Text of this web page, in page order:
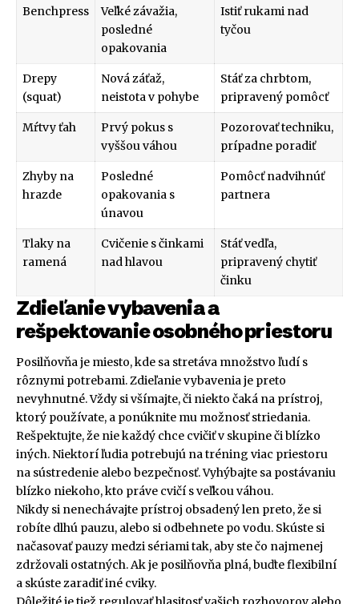
Benchpress
Veľké závažia,
posledné
opakovania
Istiť rukami nad
tyčou
Drepy
(squat)
Nová záťaž,
neistota v pohybe
Stáť za chrbtom,
pripravený pomôcť
Mŕtvy ťah
Prvý pokus s
vyššou váhou
Pozorovať techniku,
prípadne poradiť
Zhyby na
hrazde
Posledné
opakovania s
únavou
Pomôcť nadvihnúť
partnera
Tlaky na
ramená
Cvičenie s činkami
nad hlavou
Stáť vedľa,
pripravený chytiť
činku
Zdieľanie vybavenia a
rešpektovanie osobného priestoru
Posilňovňa je miesto, kde sa stretáva množstvo ľudí s
rôznymi potrebami. Zdieľanie vybavenia je preto
nevyhnutné. Vždy si všímajte, či niekto čaká na prístroj,
ktorý používate, a ponúknite mu možnosť striedania.
Rešpektujte, že nie každý chce cvičiť v skupine či blízko
iných. Niektorí ľudia potrebujú na tréning viac priestoru
na sústredenie alebo bezpečnosť. Vyhýbajte sa postávaniu
blízko niekoho, kto práve cvičí s veľkou váhou.
Nikdy si nenechávajte prístroj obsadený len preto, že si
robíte dlhú pauzu, alebo si odbehnete po vodu. Skúste si
načasovať pauzy medzi sériami tak, aby ste čo najmenej
zdržovali ostatných. Ak je posilňovňa plná, buďte flexibilní
a skúste zaradiť iné cviky.